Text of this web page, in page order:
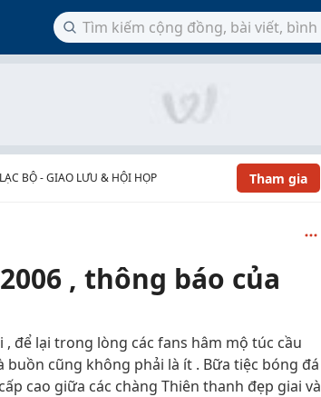
BỘ - GIAO LƯU & HỘI HỌP Tham gia
, thông báo của
, để lại trong lòng các fans hâm mộ túc cầu
buồn cũng không phải là ít . Bữa tiệc bóng đá
cao giữa các chàng Thiên thanh đẹp giai và